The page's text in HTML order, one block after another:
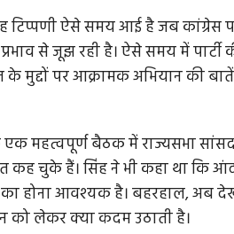
टिप्पणी ऐसे समय आई है जब कांग्रेस
से जूझ रही है। ऐसे समय में
मुद्दों पर आक्रामक अभियान की
महत्वपूर्ण बैठक में राज्यसभा सांसद
कह चुके हैं। सिंह ने भी कहा था कि
होना आवश्यक है। बहरहाल, अब
को लेकर क्या कदम उठाती है।